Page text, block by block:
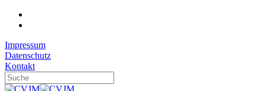
Impressum
Datenschutz
Kontakt